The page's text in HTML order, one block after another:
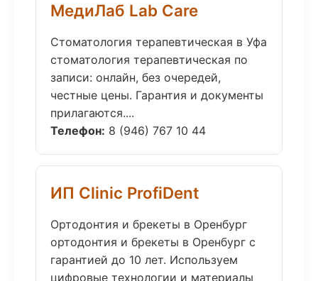
МедиЛаб Lab Care
Стоматология терапевтическая в Уфа
стоматология терапевтическая по
записи: онлайн, без очередей,
честные цены. Гарантия и документы
прилагаются....
Телефон: 8 (946) 767 10 44
ИП Clinic ProfiDent
Ортодонтия и брекеты в Оренбург
ортодонтия и брекеты в Оренбург с
гарантией до 10 лет. Используем
цифровые технологии и материалы